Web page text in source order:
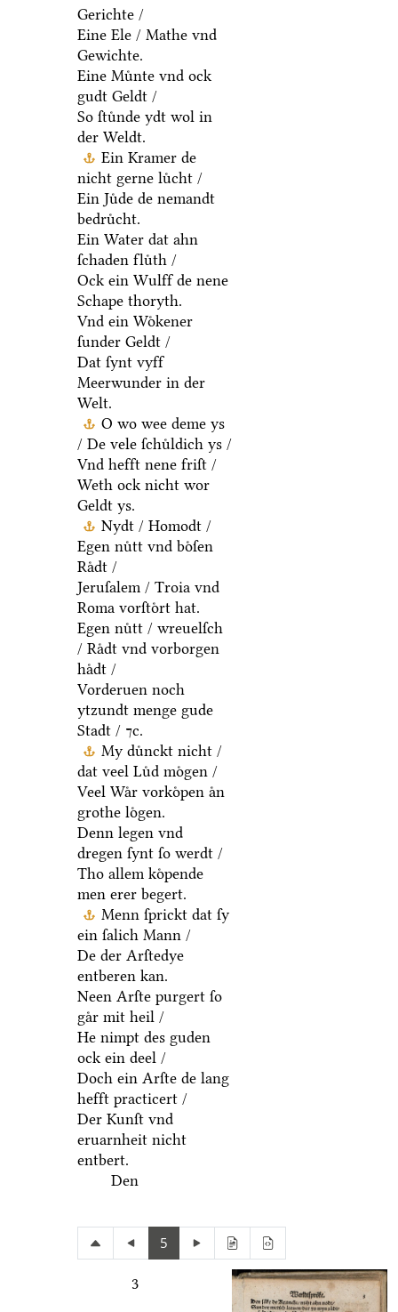
Gerichte /
Eine Ele / Mathe vnd
Gewichte.
Eine Muͤnte vnd ock
gudt Geldt /
So ſtuͤnde ydt wol in
der Weldt.
Ein Kramer de
nicht gerne luͤcht /
Ein Juͤde de nemandt
bedruͤcht.
Ein Water dat ahn
ſchaden fluͤth /
Ock ein Wulff de nene
Schape thoryth.
Vnd ein Woͤkener
ſunder Geldt /
Dat ſynt vyff
Meerwunder in der
Welt.
O wo wee deme ys
/ De vele ſchuͤldich ys /
Vnd hefft nene friſt /
Weth ock nicht wor
Geldt ys.
Nydt / Homodt /
Egen nuͤtt vnd boͤſen
Raͤdt /
Jeruſalem / Troia vnd
Roma vorſtoͤrt hat.
Egen nuͤtt / wreuelſch
/ Raͤdt vnd vorborgen
haͤdt /
Vorderuen noch
ytzundt menge gude
Stadt / ⁊c.
My duͤnckt nicht /
dat veel Luͤd moͤgen /
Veel Waͤr vorkoͤpen aͤn
grothe loͤgen.
Denn legen vnd
dregen ſynt ſo werdt /
Tho allem koͤpende
men erer begert.
Menn ſprickt dat ſy
ein ſalich Mann /
De der Arſtedye
entberen kan.
Neen Arſte purgert ſo
gaͤr mit heil /
He nimpt des guden
ock ein deel /
Doch ein Arſte de lang
hefft practicert /
Der Kunſt vnd
eruarnheit nicht
entbert.
Den
5
3